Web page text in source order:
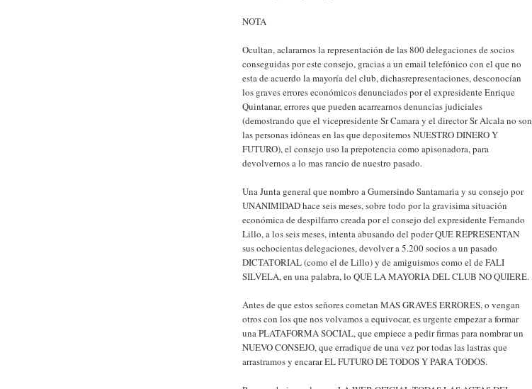
NOTA
Ocultan, aclararnos la representación de las 800 delegaciones de socios
conseguidas por este consejo, gracias a un email telefónico con el que no
esta de acuerdo la mayoría del club, dichasrepresentaciones, desconocían
los graves errores económicos denunciados por el expresidente Enrique
Quintanar, errores que pueden acarrearnos denuncias judiciales
(demostrando que el vicepresidente Sr Camara y el director Sr Alcala no son
las personas idóneas en las que depositemos NUESTRO DINERO Y
FUTURO), el consejo uso la prepotencia como apisonadora, para
devolvernos a lo mas rancio de nuestro pasado.
Una Junta general que nombro a Gumersindo Santamaria y su consejo por
UNANIMIDAD hace seis meses, sobre todo por la gravisima situación
económica de despilfarro creada por el consejo del expresidente Fernando
Lillo, a los seis meses, intenta abusando del poder QUE REPRESENTAN
sus ochocientas delegaciones, devolver a 5.200 socios a un pasado
DICTATORIAL (como el de Lillo) y de amiguismos como el de FALI
SILVELA, en una palabra, lo QUE LA MAYORIA DEL CLUB NO QUIERE.
Antes de que estos señores cometan MAS GRAVES ERRORES, o vengan
otros con los que nos volvamos a equivocar, es urgente empezar a formar
una PLATAFORMA SOCIAL, que empiece a pedir firmas para nombrar un
NUEVO CONSEJO, que erradique de una vez por todas las lastras que
arrastramos y encarar EL FUTURO DE TODOS Y PARA TODOS.